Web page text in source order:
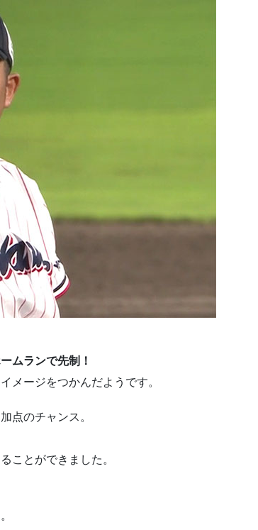
ムランで先制！
メージをつかんだようです。
点のチャンス。
ことができました。